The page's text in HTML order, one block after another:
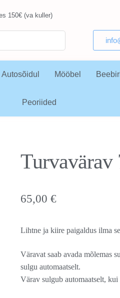
150€ (va kuller)
Autosõidul Mööbel
Peoriided
Turvavärav
65,00 €
Lihtne ja kiire paigaldus ilma
Väravat saab avada mõlemas
sulgu automaatselt.
Värav sulgub automaatselt,